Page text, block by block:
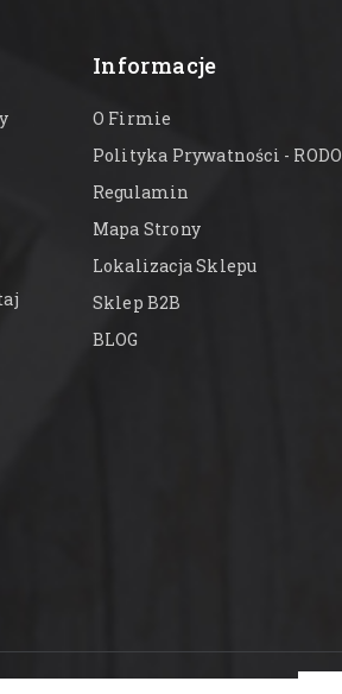
Informacje
O Firmie
Polityka Prywatności - RODO
Regulamin
Mapa Strony
Lokalizacja Sklepu
Sklep B2B
BLOG